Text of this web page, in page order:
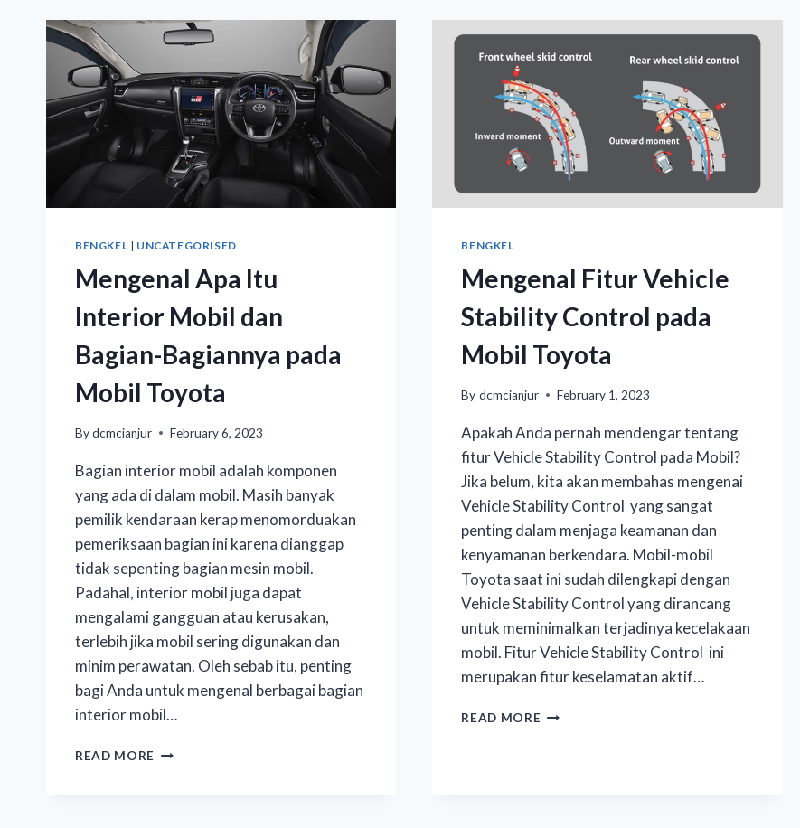
BENGKEL | UNCATEGORISED
Mengenal Apa Itu
Interior Mobil dan
Bagian-Bagiannya pada
Mobil Toyota
Bydcmcianjur February 6, 2023
Bagian interior mobil adalah komponen
yang ada di dalam mobil. Masih banyak
pemilik kendaraan kerap menomorduakan
pemeriksaan bagian ini karena dianggap
tidak sepenting bagian mesin mobil.
Padahal, interior mobil juga dapat
mengalami gangguan atau kerusakan,
terlebih jika mobil sering digunakan dan
minim perawatan. Oleh sebab itu, penting
bagi Anda untuk mengenal berbagai bagian
interior mobil…
READ MORE
BENGKEL
Mengenal Fitur Vehicle
Stability Control pada
Mobil Toyota
By dcmcianjur February 1, 2023
Apakah Anda pernah mendengar tentang
fitur Vehicle Stability Control pada Mobil?
Jika belum, kita akan membahas mengenai
Vehicle Stability Control yang sangat
penting dalam menjaga keamanan dan
kenyamanan berkendara. Mobil-mobil
Toyota saat ini sudah dilengkapi dengan
Vehicle Stability Control yang dirancang
untuk meminimalkan terjadinya kecelakaan
mobil. Fitur Vehicle Stability Control ini
merupakan fitur keselamatan aktif…
READ MORE